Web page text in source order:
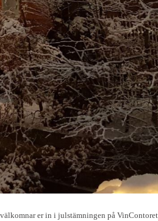
er in i julstämningen på VinContoret.